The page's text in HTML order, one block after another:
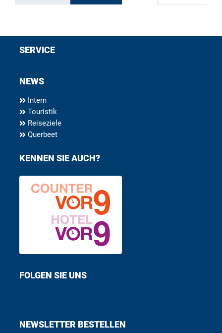
SERVICE
NEWS
Intern
Touristik
Reiseziele
Querbeet
KENNEN SIE AUCH?
FOLGEN SIE UNS
NEWSLETTER BESTELLEN